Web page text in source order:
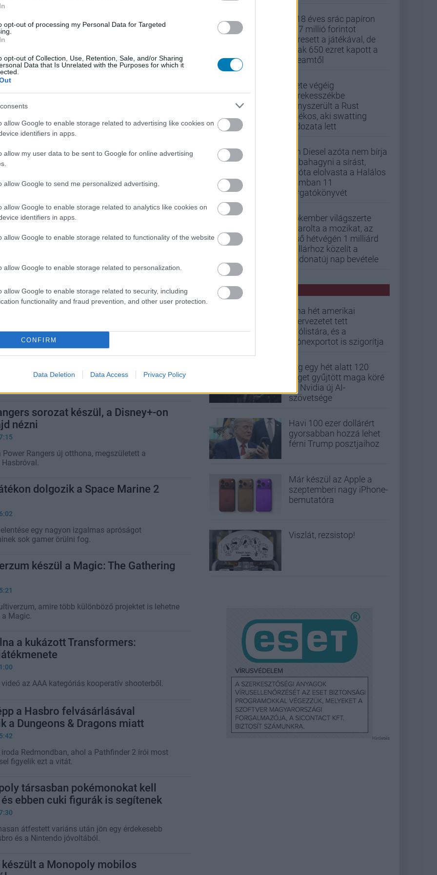
opt-out of processing my Personal Data for Targeted
opt-out of Collection, Use, Retention, Sale, and/or Sharing
Data that Is Unrelated with the Purposes for which it
allow Google to enable storage related to advertising like cookies on
identifiers in apps.
allow my user data to be sent to Google for online advertising
allow Google to send me personalized advertising.
allow Google to enable storage related to analytics like cookies on
identifiers in apps.
allow Google to enable storage related to functionality of the website
allow Google to enable storage related to personalization.
allow Google to enable storage related to security, including
functionality and fraud prevention, and other user protection.
CONFIRM
Data Deletion Data Access Privacy Policy
& Dragons figurákkal támad a
egyiket már most imádjuk
a célközönség, de ezt a Mimicet szívesen
a Harry Potter jogait,
a varázsvilágos Magic kártyák?
kap a Baldur's Gate 3, de
hozza el, hanem az HBO
azt jelenti, amire gondolsz.
perelik a Hasbrót, amiért
szerint a túlzásba vitt kártyanyomtatás hosszú
Magic értékét.
jön az élőszereplős My Little Pony
játékmárkája 43 év után átlépi az animáció
sorozat készül, a Disney+-on
nézni
Power Rangers új otthona, megszületett a
dolgozik a Space Marine 2
egy nagyon izgalmas apróságot
sok gamer örülni fog.
készül a Magic: The Gathering
amire több különböző projektet is lehetne
a Magic.
a kukázott Transformers:
az AAA kategóriás kooperatív shooterből.
a Hasbro felvásárlásával
a Dungeons & Dragons miatt
Redmondban, ahol a Pathfinder 2 írói most
figyelik ezt a vitát.
társasban pokémonokat kell
ebben cuki figurák is segítenek
átfestett variáns után jön egy érdekesebb
és a Nintendo jóvoltából.
készült a Monopoly mobilos
A 18 éves srác papíron
437 millió forintot
keresett a játékával, de
csak 650 ezret kapott a
Steamtől
Élete végéig
kerekesszékbe
kényszerült a Rust
játékos, aki swatting
áldozata lett
Vin Diesel azóta nem bírja
abbahagyni a sírást,
mióta elolvasta a Halálos
iramban 11
forgatókönyvét
Pókember világszerte
letarolta a mozikat, az
első hétvégén 1 milliárd
dollárhoz közelít a
Vadonatúj nap bevétele
PCW HÍREK
Kína hét amerikai
szervezetet tett
tiltólistára, és a
drónexportot is szigorítja
Alig egy hét alatt 120
céget gyűjtött maga köré
az Nvidia új AI-
szövetsége
Havi 100 ezer dollárért
gyorsabban hozzá lehet
férni Trump posztjaihoz
Már készül az Apple a
szeptemberi nagy iPhone-
bemutatóra
Viszlát, rezsistop!
Hirdetés